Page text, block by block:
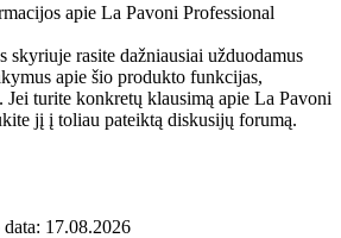
apie La Pavoni Professional
skyriuje rasite dažniausiai užduodamus
apie šio produkto funkcijas,
Jei turite konkretų klausimą apie La Pavoni
jį į toliau pateiktą diskusijų forumą.
17.08.2026